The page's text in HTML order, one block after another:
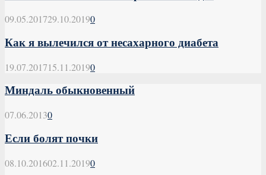
09.05.201729.10.20190
Как я вылечился от несахарного диабета
19.07.201715.11.20190
Миндаль обыкновенный
07.06.20130
Если болят почки
08.10.201602.11.20190